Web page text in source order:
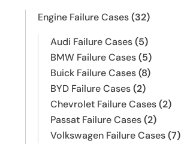
Engine Failure Cases(32)
Audi Failure Cases(5)
BMW Failure Cases(5)
Buick Failure Cases(8)
BYD Failure Cases(2)
Chevrolet Failure Cases(2)
Passat Failure Cases(2)
Volkswagen Failure Cases(7)